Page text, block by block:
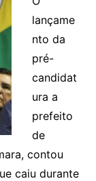
lançame
nto da
pré-
candidat
ura a
prefeito
de
contou
caiu durante